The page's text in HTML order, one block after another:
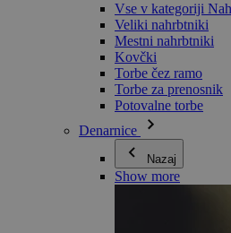
Vse v kategoriji
Veliki nahrbtniki
Mestni nahrbtniki
Kovčki
Torbe čez ramo
Torbe za prenosnik
Potovalne torbe
Denarnice
Nazaj
Show more